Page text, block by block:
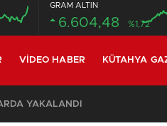
GRAM ALTIN
6.604,48 %1,72
VIDEO HABER KÜTAHYA
YAKALANDI